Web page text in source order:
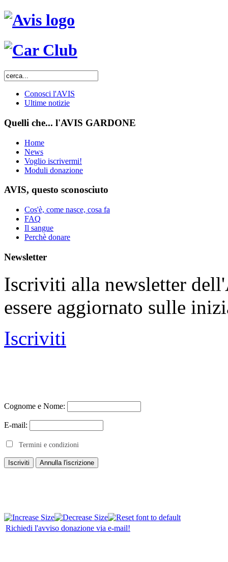
Conosci l'AVIS
Ultime notizie
Quelli che... l'AVIS GARDONE
Home
News
Voglio iscrivermi!
Moduli donazione
AVIS, questo sconosciuto
Cos'è, come nasce, cosa fa
FAQ
Il sangue
Perchè donare
Newsletter
Iscriviti alla newsletter
essere aggiornato sulle
Iscriviti
Cognome e Nome:
E-mail:
Termini e condizioni
Richiedi l'avviso donazione via e-mail!